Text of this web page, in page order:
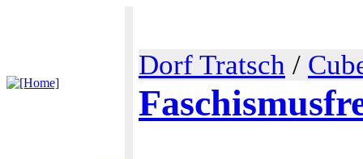
Dorf Tratsch /